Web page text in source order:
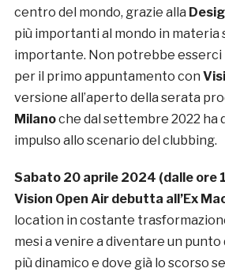
centro del mondo, grazie alla
più importanti al mondo in materia
importante. Non potrebbe
per il primo appuntamento con
versione all’aperto della serata
Milanoche dal settembre 2022 ha
impulso allo scenario del clubbing.
Sabato 20 aprile 2024 (dalle ore
Vision Open Air debutta all’Ex
location in costante
mesi a venire a diventare un
più dinamico e dove già lo scorso